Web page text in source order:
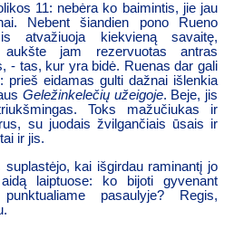
11: nebėra ko baimintis, jie jau
Nebent šiandien pono Rueno
atvažiuoja kiekvieną savaitę,
aukšte jam rezervuotas antras
- tas, kur yra bidė. Ruenas dar gali
prieš eidamas gulti dažnai išlenkia
Geležinkelečių užeigoje. Beje, jis
Toks mažučiukas ir
su juodais žvilgančiais ūsais ir
ir jis.
suplastėjo, kai išgirdau raminantį jo
laiptuose: ko bijoti gyvenant
pasaulyje? Regis,